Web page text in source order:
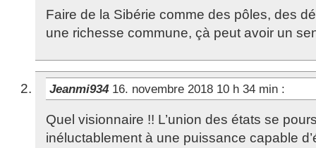
Faire de la Sibérie comme des pôles, des
une richesse commune, çà peut avoir un
Jeanmi934 16. novembre 2018 10 h 34 min :
Quel visionnaire !! L’union des états se
inéluctablement à une puissance capable